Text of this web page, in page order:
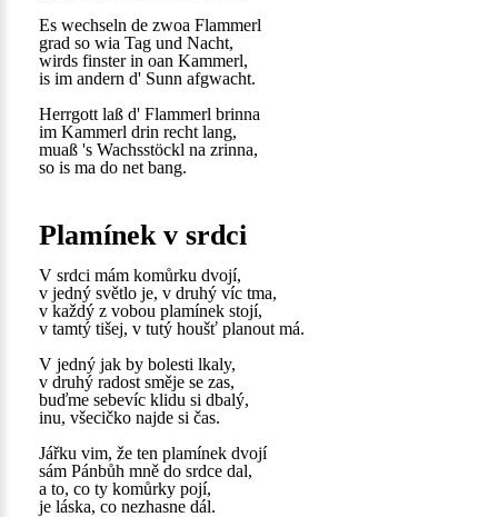
Es wechseln de zwoa Flammerl
grad so wia Tag und Nacht,
wirds finster in oan Kammerl,
is im andern d' Sunn afgwacht.
Herrgott laß d' Flammerl brinna
im Kammerl drin recht lang,
muaß 's Wachsstöckl na zrinna,
so is ma do net bang.
Plamínek v srdci
V srdci mám komůrku dvojí,
v jedný světlo je, v druhý víc tma,
v každý z vobou plamínek stojí,
v tamtý tišej, v tutý houšť planout má.
V jedný jak by bolesti lkaly,
v druhý radost směje se zas,
buďme sebevíc klidu si dbalý,
inu, všecičko najde si čas.
Jářku vim, že ten plamínek dvojí
sám Pánbůh mně do srdce dal,
a to, co ty komůrky pojí,
je láska, co nezhasne dál.